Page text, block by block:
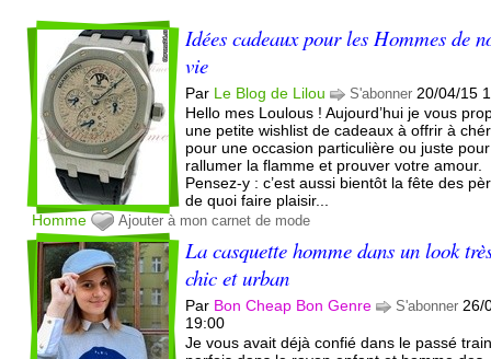
Idées cadeaux pour les Hommes de
vie
Par Le Blog de Lilou S'abonner 20/04/15
Hello mes Loulous ! Aujourd’hui je vous
une petite wishlist de cadeaux à offrir à
pour une occasion particulière ou juste pour
rallumer la flamme et prouver votre amour.
Pensez-y : c’est aussi bientôt la fête des
de quoi faire plaisir...
Homme
Ajouter à mon carnet de mode
La casquette homme dans un look
chic et urban
Par Bon Cheap Bon Genre S'abonner 26/
19:00
Je vous avait déjà confié dans le passé